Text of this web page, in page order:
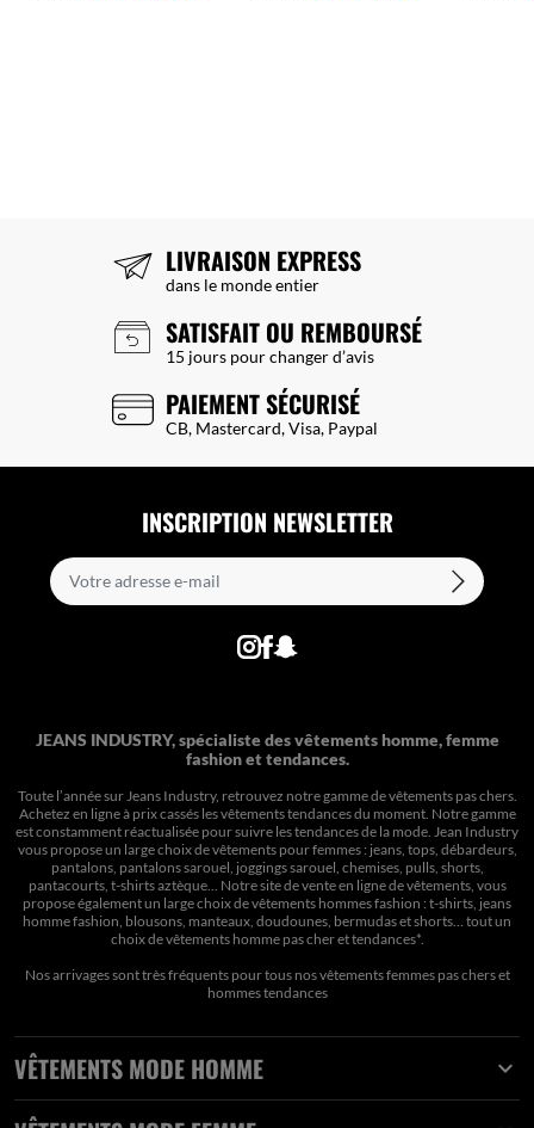
LIVRAISON EXPRESS
dans le monde entier
SATISFAIT OU REMBOURSÉ
15 jours pour changer d’avis
PAIEMENT SÉCURISÉ
CB, Mastercard, Visa, Paypal
INSCRIPTION NEWSLETTER
JEANS INDUSTRY, spécialiste des vêtements homme, femme
fashion et tendances.
Toute l’année sur Jeans Industry, retrouvez notre gamme de vêtements pas chers.
Achetez en ligne à prix cassés les vêtements tendances du moment. Notre gamme
est constamment réactualisée pour suivre les tendances de la mode. Jean Industry
vous propose un large choix de vêtements pour femmes : jeans, tops, débardeurs,
pantalons, pantalons sarouel, joggings sarouel, chemises, pulls, shorts,
pantacourts, t-shirts aztèque... Notre site de vente en ligne de vêtements, vous
propose également un large choix de vêtements hommes fashion : t-shirts, jeans
homme fashion, blousons, manteaux, doudounes, bermudas et shorts… tout un
choix devêtements homme pas cher et tendances*.
Nos arrivages sont très fréquents pour tous nosvêtements femmes pas cherset
hommes tendances
VÊTEMENTS MODE HOMME 